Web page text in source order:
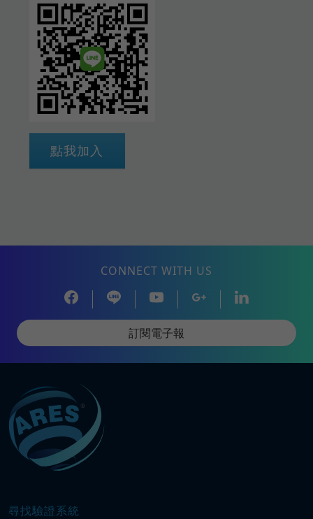
點我加入
CONNECT WITH US
訂閱電子報
尋找驗證系統